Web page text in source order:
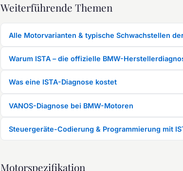
Weiterführende Themen
Alle Motorvarianten & typische Schwachstellen
Warum ISTA – die offizielle BMW-
Was eine ISTA-Diagnose kostet
VANOS-Diagnose bei BMW-Motoren
Steuergeräte-Codierung & Programmierung mit
Motorspezifikation